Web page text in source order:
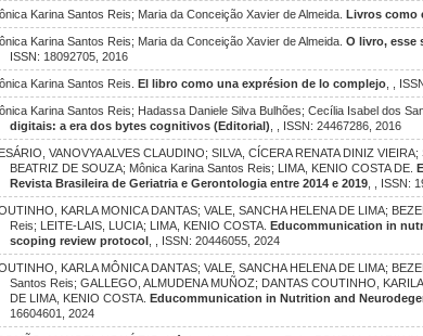
Karina Santos Reis; Maria da Conceição Xavier de Almeida. Livros como
Karina Santos Reis; Maria da Conceição Xavier de Almeida. O livro, esse
ISSN: 18092705, 2016
Karina Santos Reis. El libro como una exprésion de lo complejo , ,
Karina Santos Reis; Hadassa Daniele Silva Bulhões; Cecília Isabel dos
digitais: a era dos bytes cognitivos (Editorial)
, , ISSN: 24467286, 2016
VANOVYA ALVES CLAUDINO; SILVA, CÍCERA RENATA DINIZ
BEATRIZ DE SOUZA; Mônica Karina Santos Reis; LIMA, KENIO COSTA DE.
Revista Brasileira de Geriatria e Gerontologia entre 2014 e 2019 , , ISSN:
KARLA MONICA DANTAS; VALE, SANCHA HELENA DE LIMA;
Reis; LEITE-LAIS, LUCIA; LIMA, KENIO COSTA.Educommunication in
scoping review protocol , , ISSN: 20446055, 2024
KARLA MÔNICA DANTAS; VALE, SANCHA HELENA DE LIMA;
Santos Reis; GALLEGO, ALMUDENA MUÑOZ; DANTAS COUTINHO,
DE LIMA, KENIO COSTA.Educommunication in Nutrition and
16604601, 2024